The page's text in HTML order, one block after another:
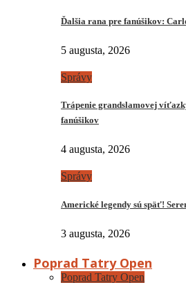
Ďalšia rana pre fanúšikov:
5 augusta, 2026
Správy
Trápenie grandslamovej
fanúšikov
4 augusta, 2026
Správy
Americké legendy sú späť!
3 augusta, 2026
Poprad Tatry Open
Poprad Tatry Open